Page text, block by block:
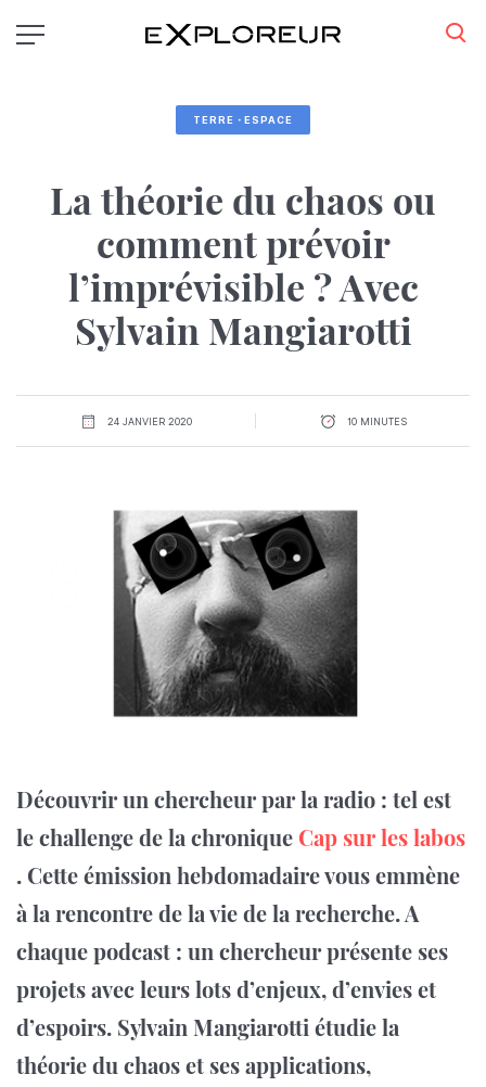
au
TERRE・ESPACE
La théorie du chaos ou
comment prévoir
l’imprévisible ? Avec
Sylvain Mangiarotti
24 JANVIER 2020 10 MINUTES
Découvrir un chercheur par la radio : tel est
le challenge de la chronique Cap sur les labos
. Cette émission hebdomadaire vous emmène
à la rencontre de la vie de la recherche. A
chaque podcast : un chercheur présente ses
projets avec leurs lots d’enjeux, d’envies et
d’espoirs. Sylvain Mangiarotti étudie la
théorie du chaos et ses applications,